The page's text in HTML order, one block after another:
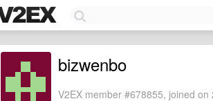
bizwenbo
V2EX member #678855, joined